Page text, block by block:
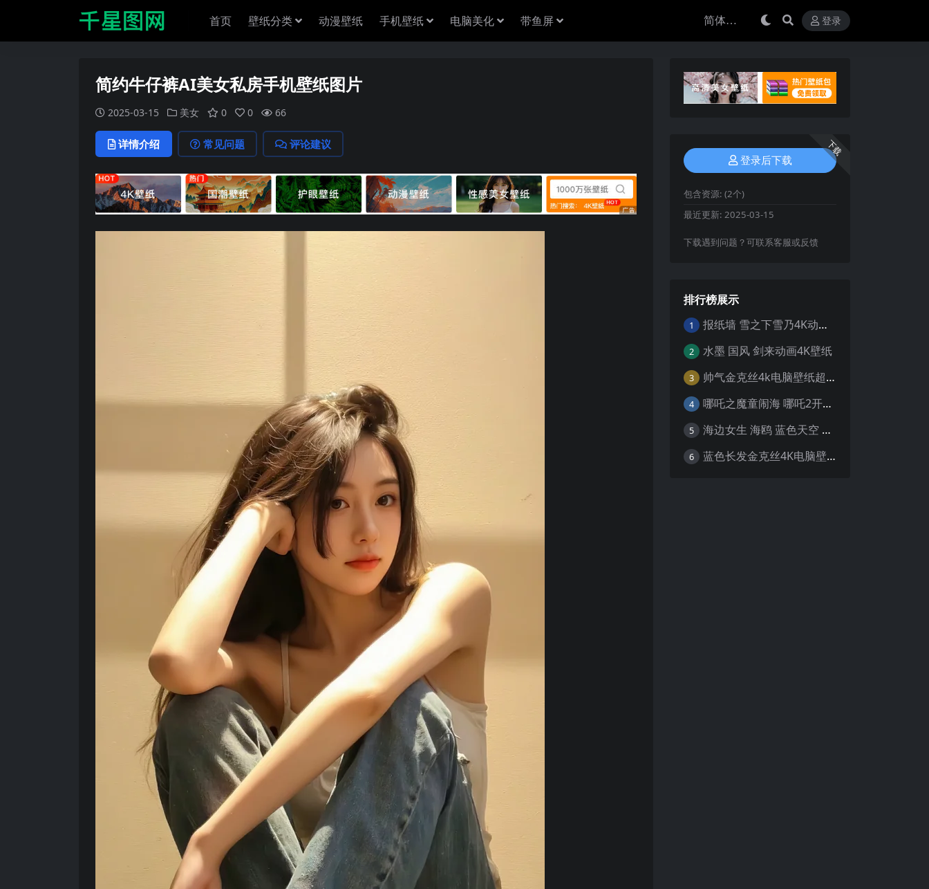
首页 壁纸分类 动漫壁纸 手机壁纸 电脑美化 带鱼屏 登录
简约牛仔裤AI美女私房手机壁纸图片
2025-03-15 美女 0 0 66
详情介绍 常见问题 评论建议 下载
登录后下载
包含资源: (2个)
最近更新: 2025-03-15
下载遇到问题？可联系客服或反馈
排行榜展示
1 报纸墙 雪之下雪乃4K动漫壁纸
2 水墨 国风 剑来动画4K壁纸
3 帅气金克丝4k电脑壁纸超清
4 哪吒之魔童闹海 哪吒2开场4K壁纸
5 海边女生 海鸥 蓝色天空 4K壁纸
6 蓝色长发金克丝4K电脑壁纸